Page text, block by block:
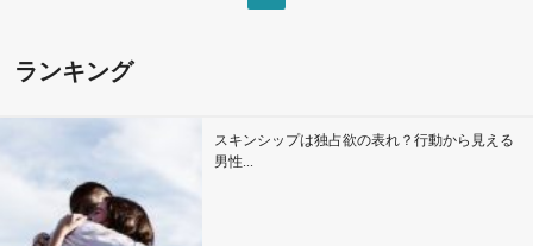
セックスライフ
ランキング
スキンシップは独占欲の表れ？行動から見える
男性...